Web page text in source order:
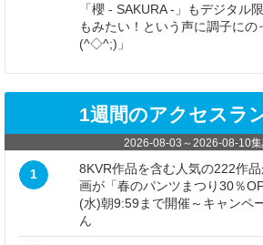
「櫻 - SAKURA -」もデジタル
もみたい！という声に調子にの
(^◇^;)」
1週間のアクセスラ
2026-08-03 ～2026-08-10
1
8KVR作品を含む人気の222作
画が「春のパンツまつり30％
(水)朝9:59まで開催～キャンペ
ん